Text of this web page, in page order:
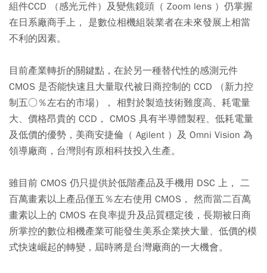
組件CCD （感光元件）及變焦鏡頭（ Zoom lens ）仍掌握
在日系廠商手上， 是數位相機組裝業者在未來發展上相當
不利的因素。
目前產業轉折的關鍵點，在於另一種替代性的感測元件
CMOS 是否能快速且大量取代被日商控制的 CCD （新力控
制五○％左右的市場）， 相對於製造技術難度高、耗電量
大、價格昂貴的 CCD， CMOS 具有半導體製程、低耗電量
及低價的優勢，美商安捷倫（ Agilent ）及 Omni Vision 為
領導廠商，台灣則有原相科技投入生產。
雖目前 CMOS 仍只提供於低階產品及手機用 DSC 上， 二
百萬畫素以上產品僅五％左右使用 CMOS， 然而當二百萬
畫素以上的 CMOS 在良率提升及品質穩定後，長期被日商
所掌控的數位相機產業可能發生美系企業挾大量、低價的模
式快速崛起的轉變，屆時將是台灣廠商的一大機會。